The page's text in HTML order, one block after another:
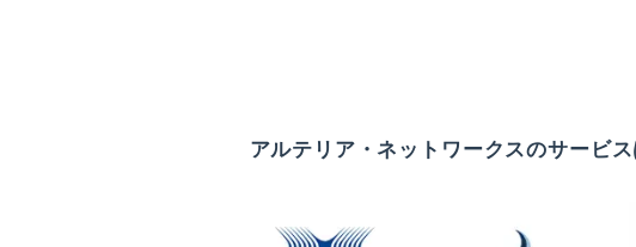
アルテリア・ネットワークスのサービ